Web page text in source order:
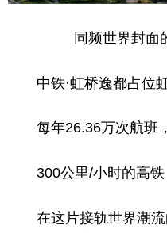
同频世界封
中铁·虹桥逸都占位
每年26.36万次航班
300公里/小时的高铁
在这片接轨世界潮